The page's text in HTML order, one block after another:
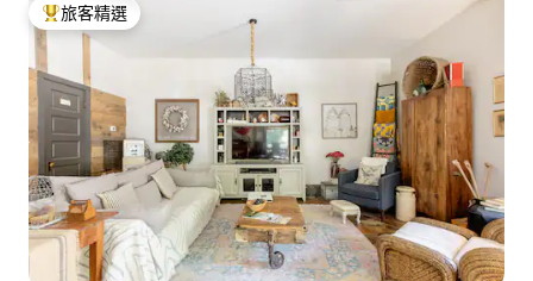
旅客精選榜首
旅客精選